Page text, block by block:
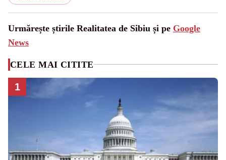
Urmărește știrile Realitatea de Sibiu și pe Google
News
CELE MAI CITITE
1